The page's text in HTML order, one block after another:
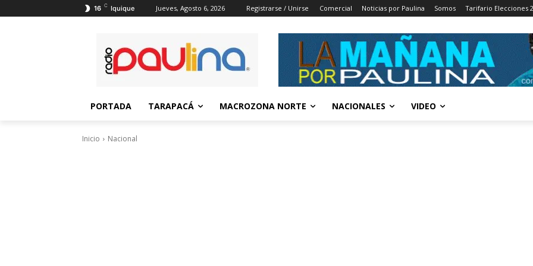
16 C Iquique Jueves, Agosto 6, 2026 Registrarse / Unirse Comercial Noticias por Paulina Somos Tarifario Elecciones
PORTADA TARAPACÁ MACROZONA NORTE NACIONALES VIDEO
Inicio Nacional